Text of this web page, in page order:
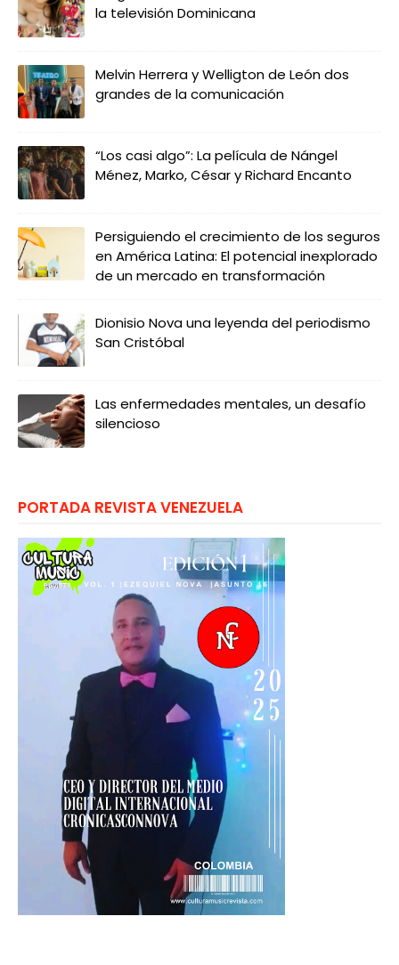
la televisión Dominicana
Melvin Herrera y Welligton de León dos
grandes de la comunicación
“Los casi algo”: La película de Nángel
Ménez, Marko, César y Richard Encanto
Persiguiendo el crecimiento de los seguros
en América Latina: El potencial inexplorado
de un mercado en transformación
Dionisio Nova una leyenda del periodismo
San Cristóbal
Las enfermedades mentales, un desafío
silencioso
PORTADA REVISTA VENEZUELA